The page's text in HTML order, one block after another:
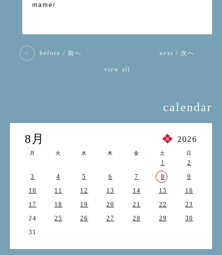
mame/
before / 前へ next / 次へ
view all
calendar
8月 2026
月 火 水 木 金 土 日
1
2
3
4 5 6 7 8
9
10
11 12 13 14 15
16
17
18 19 20 21 22
23
24
25 26 27 28 29
30
31